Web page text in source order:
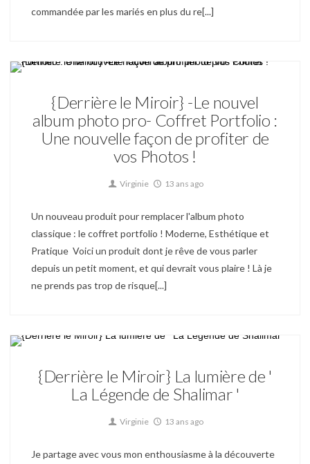
commandée par les mariés en plus du re[...]
{Derrière le Miroir} -Le nouvel
album photo pro- Coffret Portfolio :
Une nouvelle façon de profiter de
vos Photos !
Virginie 13 ans ago
Un nouveau produit pour remplacer l'album photo
classique : le coffret portfolio ! Moderne, Esthétique et
Pratique Voici un produit dont je rêve de vous parler
depuis un petit moment, et qui devrait vous plaire ! Là je
ne prends pas trop de risque[...]
{Derrière le Miroir} La lumière de '
La Légende de Shalimar '
Virginie 13 ans ago
Je partage avec vous mon enthousiasme à la découverte